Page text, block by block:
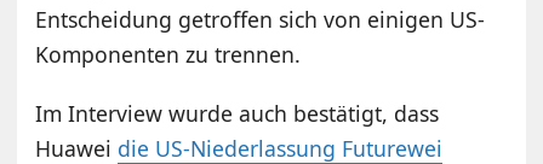
Entscheidung getroffen sich von einigen US-
Komponenten zu trennen.
Im Interview wurde auch bestätigt, dass
Huawei die US-Niederlassung Futurewei